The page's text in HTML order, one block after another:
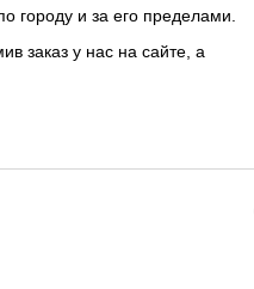
городу и за его пределами.
заказ у нас на сайте, а